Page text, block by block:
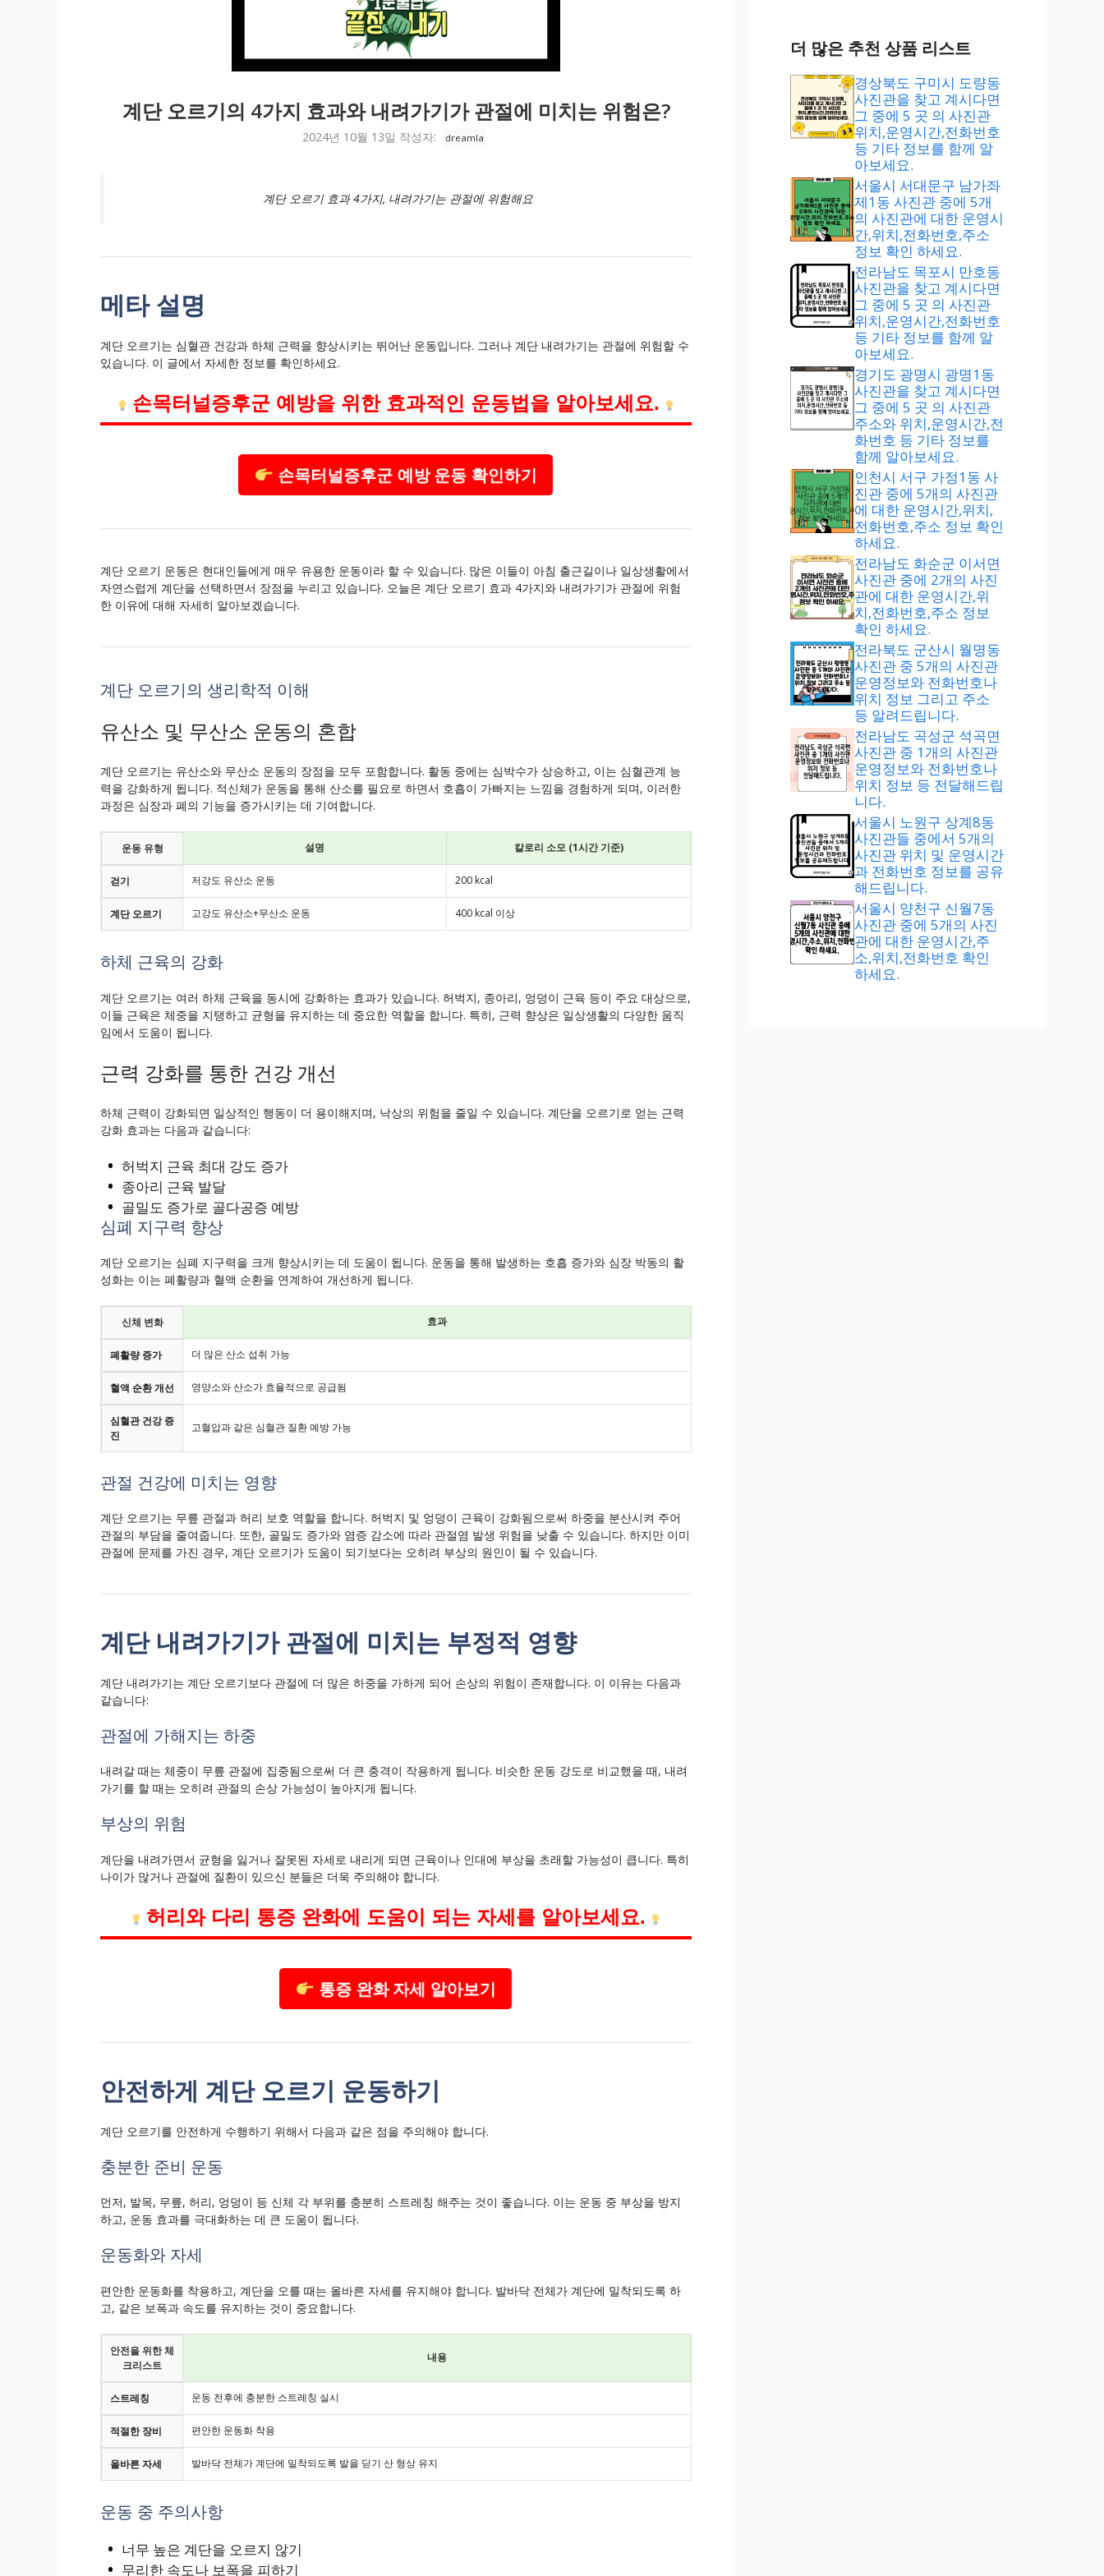
계단 오르기의 4가지 효과와 내려가기가 관절에 미치는 위험은?
2024년 10월 13일 작성자: dreamla
계단 오르기 효과 4가지, 내려가기는 관절에 위험해요
메타 설명
계단 오르기는 심혈관 건강과 하체 근력을 향상시키는 뛰어난 운동입니다. 그러나 계단 내려가기는 관절에 위험할 수
있습니다. 이 글에서 자세한 정보를 확인하세요.
손목터널증후군 예방을 위한 효과적인 운동법을 알아보세요.
손목터널증후군 예방 운동 확인하기
계단 오르기 운동은 현대인들에게 매우 유용한 운동이라 할 수 있습니다. 많은 이들이 아침 출근길이나 일상생활에서
자연스럽게 계단을 선택하면서 장점을 누리고 있습니다. 오늘은 계단 오르기 효과 4가지와 내려가기가 관절에 위험
한 이유에 대해 자세히 알아보겠습니다.
계단 오르기의 생리학적 이해
유산소 및 무산소 운동의 혼합
계단 오르기는 유산소와 무산소 운동의 장점을 모두 포함합니다. 활동 중에는 심박수가 상승하고, 이는 심혈관계 능
력을 강화하게 됩니다. 적신체가 운동을 통해 산소를 필요로 하면서 호흡이 가빠지는 느낌을 경험하게 되며, 이러한
과정은 심장과 폐의 기능을 증가시키는 데 기여합니다.
운동 유형 설명 칼로리 소모 (1시간 기준)
걷기 저강도 유산소 운동 200 kcal
계단 오르기 고강도 유산소+무산소 운동 400 kcal 이상
하체 근육의 강화
계단 오르기는 여러 하체 근육을 동시에 강화하는 효과가 있습니다. 허벅지, 종아리, 엉덩이 근육 등이 주요 대상으로,
이들 근육은 체중을 지탱하고 균형을 유지하는 데 중요한 역할을 합니다. 특히, 근력 향상은 일상생활의 다양한 움직
임에서 도움이 됩니다.
근력 강화를 통한 건강 개선
하체 근력이 강화되면 일상적인 행동이 더 용이해지며, 낙상의 위험을 줄일 수 있습니다. 계단을 오르기로 얻는 근력
강화 효과는 다음과 같습니다:
허벅지 근육 최대 강도 증가
종아리 근육 발달
골밀도 증가로 골다공증 예방
심폐 지구력 향상
계단 오르기는 심폐 지구력을 크게 향상시키는 데 도움이 됩니다. 운동을 통해 발생하는 호흡 증가와 심장 박동의 활
성화는 이는 폐활량과 혈액 순환을 연계하여 개선하게 됩니다.
신체 변화 효과
폐활량 증가 더 많은 산소 섭취 가능
혈액 순환 개선 영양소와 산소가 효율적으로 공급됨
심혈관 건강 증
진
고혈압과 같은 심혈관 질환 예방 가능
관절 건강에 미치는 영향
계단 오르기는 무릎 관절과 허리 보호 역할을 합니다. 허벅지 및 엉덩이 근육이 강화됨으로써 하중을 분산시켜 주어
관절의 부담을 줄여줍니다. 또한, 골밀도 증가와 염증 감소에 따라 관절염 발생 위험을 낮출 수 있습니다. 하지만 이미
관절에 문제를 가진 경우, 계단 오르기가 도움이 되기보다는 오히려 부상의 원인이 될 수 있습니다.
계단 내려가기가 관절에 미치는 부정적 영향
계단 내려가기는 계단 오르기보다 관절에 더 많은 하중을 가하게 되어 손상의 위험이 존재합니다. 이 이유는 다음과
같습니다:
관절에 가해지는 하중
내려갈 때는 체중이 무릎 관절에 집중됨으로써 더 큰 충격이 작용하게 됩니다. 비슷한 운동 강도로 비교했을 때, 내려
가기를 할 때는 오히려 관절의 손상 가능성이 높아지게 됩니다.
부상의 위험
계단을 내려가면서 균형을 잃거나 잘못된 자세로 내리게 되면 근육이나 인대에 부상을 초래할 가능성이 큽니다. 특히
나이가 많거나 관절에 질환이 있으신 분들은 더욱 주의해야 합니다.
허리와 다리 통증 완화에 도움이 되는 자세를 알아보세요.
통증 완화 자세 알아보기
안전하게 계단 오르기 운동하기
계단 오르기를 안전하게 수행하기 위해서 다음과 같은 점을 주의해야 합니다.
충분한 준비 운동
먼저, 발목, 무릎, 허리, 엉덩이 등 신체 각 부위를 충분히 스트레칭 해주는 것이 좋습니다. 이는 운동 중 부상을 방지
하고, 운동 효과를 극대화하는 데 큰 도움이 됩니다.
운동화와 자세
편안한 운동화를 착용하고, 계단을 오를 때는 올바른 자세를 유지해야 합니다. 발바닥 전체가 계단에 밀착되도록 하
고, 같은 보폭과 속도를 유지하는 것이 중요합니다.
안전을 위한 체
크리스트
내용
스트레칭 운동 전후에 충분한 스트레칭 실시
적절한 장비 편안한 운동화 착용
올바른 자세 발바닥 전체가 계단에 밀착되도록 발을 딛기 산 형상 유지
운동 중 주의사항
너무 높은 계단을 오르지 않기
무리한 속도나 보폭을 피하기
더 많은 추천 상품 리스트
경상북도 구미시 도량동
사진관을 찾고 계시다면
그 중에 5 곳 의 사진관
위치,운영시간,전화번호
등 기타 정보를 함께 알
아보세요.
서울시 서대문구 남가좌
제1동 사진관 중에 5개
의 사진관에 대한 운영시
간,위치,전화번호,주소
정보 확인 하세요.
전라남도 목포시 만호동
사진관을 찾고 계시다면
그 중에 5 곳 의 사진관
위치,운영시간,전화번호
등 기타 정보를 함께 알
아보세요.
경기도 광명시 광명1동
사진관을 찾고 계시다면
그 중에 5 곳 의 사진관
주소와 위치,운영시간,전
화번호 등 기타 정보를
함께 알아보세요.
인천시 서구 가정1동 사
진관 중에 5개의 사진관
에 대한 운영시간,위치,
전화번호,주소 정보 확인
하세요.
전라남도 화순군 이서면
사진관 중에 2개의 사진
관에 대한 운영시간,위
치,전화번호,주소 정보
확인 하세요.
전라북도 군산시 월명동
사진관 중 5개의 사진관
운영정보와 전화번호나
위치 정보 그리고 주소
등 알려드립니다.
전라남도 곡성군 석곡면
사진관 중 1개의 사진관
운영정보와 전화번호나
위치 정보 등 전달해드립
니다.
서울시 노원구 상계8동
사진관들 중에서 5개의
사진관 위치 및 운영시간
과 전화번호 정보를 공유
해드립니다.
서울시 양천구 신월7동
사진관 중에 5개의 사진
관에 대한 운영시간,주
소,위치,전화번호 확인
하세요.